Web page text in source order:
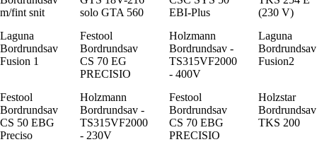
m/fint snit
solo GTA 560
EBI-Plus
(230 V)
Laguna
Bordrundsav
Fusion 1
Festool
Bordrundsav
CS 70 EG
PRECISIO
Holzmann
Bordrundsav -
TS315VF2000
- 400V
Laguna
Bordrundsav
Fusion2
Festool
Bordrundsav
CS 50 EBG
Preciso
Holzmann
Bordrundsav -
TS315VF2000
- 230V
Festool
Bordrundsav
CS 70 EBG
PRECISIO
Holzstar
Bordrundsav
TKS 200